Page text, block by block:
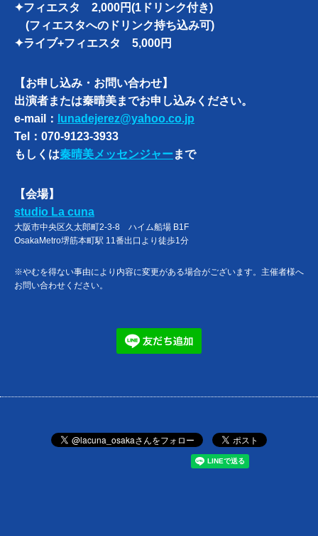
✦フィエスタ 2,000円(1ドリンク付き)
(フィエスタへのドリンク持ち込み可)
✦ライブ+フィエスタ 5,000円
【お申し込み・お問い合わせ】
出演者または秦晴美までお申し込みください。
e-mail：
lunadejerez@yahoo.co.jp
Tel：070-9123-3933
もしくは秦晴美メッセンジャーまで
【会場】
studio La cuna
大阪市中央区久太郎町2-3-8 ハイム船場 B1F
OsakaMetro堺筋本町駅 11番出口より徒歩1分
※やむを得ない事由により内容に変更がある場合がございます。主催者様へ
お問い合わせください。